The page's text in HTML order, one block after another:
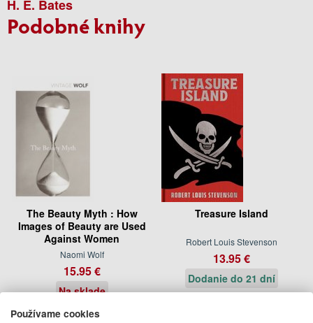
H. E. Bates
Podobné knihy
The Beauty Myth : How
Images of Beauty are Used
Against Women
Naomi Wolf
15.95 €
Na sklade
Treasure Island
Robert Louis Stevenson
13.95 €
Dodanie do 21 dní
Používame cookies